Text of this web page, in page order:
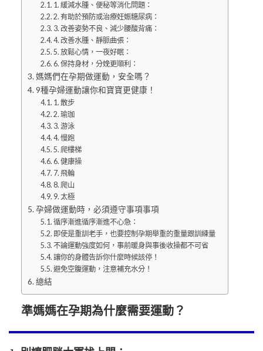
1. 緩減水腫、便秘等消化問題：
2. 有助於預防或治療妊娠糖尿病：
3. 改善姿勢不良、減少腰酸背痛：
4. 改善水腫、靜脈曲張：
5. 放鬆心情，一夜好眠：
6. 保持身材，分娩更順利：
媽媽們在孕期做運動，安全嗎？
9種孕婦運動讓你和寶寶更健康！
1. 散步
2. 瑜珈
3. 游泳
4. 慢跑
5. 爬樓梯
6. 健康操
7. 飛輪
8. 爬山
9. 太極
孕婦做運動時，必須遵守事項事項
循序漸進循序漸進不心急：
即使是重訓老手，也要控制孕期舉重的重量跟訓練量
不論運動強度如何，事前暖身與事後收操都不可省
讓你的身體告訴你什麼時候該停！
避免空腹運動，注意補充水分！
總結
準媽媽在孕期為什麼需要運動？